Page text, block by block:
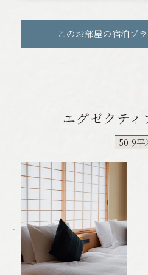
このお部屋の宿泊プ
エグゼクテ
50.9平